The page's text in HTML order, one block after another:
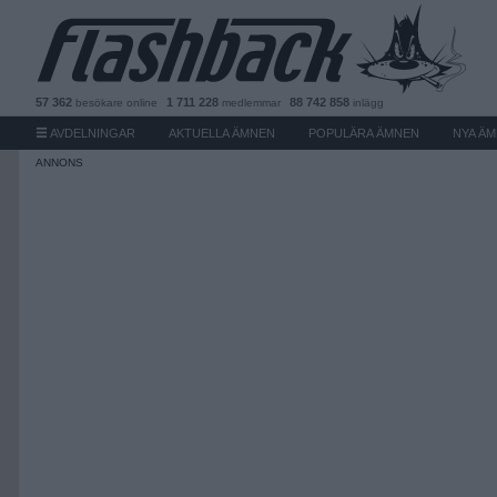
57 362 besökare online 1 711 228 medlemmar 88 742 858 inlägg
AVDELNINGAR AKTUELLA ÄMNEN POPULÄRA ÄMNEN NYA